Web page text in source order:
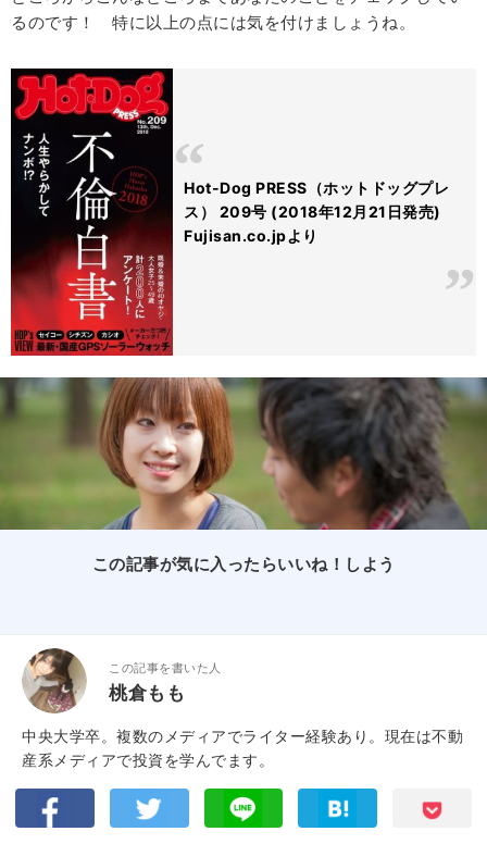
るのです！ 特に以上の点には気を付けましょうね。
Hot-Dog PRESS（ホットドッグプレ
ス） 209号 (2018年12月21日発売)
Fujisan.co.jpより
この記事が気に入ったらいいね！しよう
この記事を書いた人
桃倉もも
中央大学卒。複数のメディアでライター経験あり。現在は不動
産系メディアで投資を学んでます。